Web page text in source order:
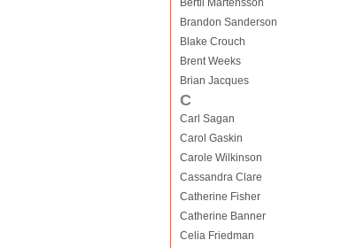
Bertil Mårtensson
Brandon Sanderson
Blake Crouch
Brent Weeks
Brian Jacques
C
Carl Sagan
Carol Gaskin
Carole Wilkinson
Cassandra Clare
Catherine Fisher
Catherine Banner
Celia Friedman